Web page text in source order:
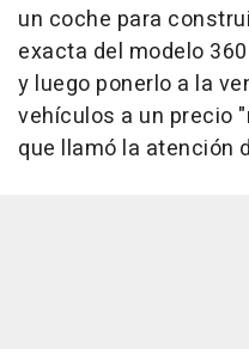
un coche para
exacta del modelo
y luego ponerlo a la
vehículos a un precio
que llamó la atención